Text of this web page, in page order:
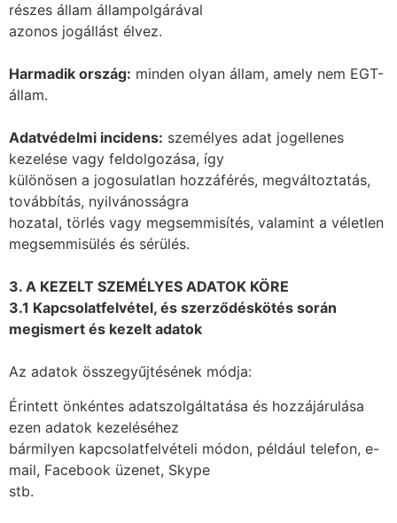
részes állam állampolgárával
azonos jogállást élvez.
Harmadik ország: minden olyan állam, amely nem EGT-
állam.
Adatvédelmi incidens: személyes adat jogellenes
kezelése vagy feldolgozása, így
különösen a jogosulatlan hozzáférés, megváltoztatás,
továbbítás, nyilvánosságra
hozatal, törlés vagy megsemmisítés, valamint a véletlen
megsemmisülés és sérülés.
3. A KEZELT SZEMÉLYES ADATOK KÖRE
3.1 Kapcsolatfelvétel, és szerződéskötés során
megismert és kezelt adatok
Az adatok összegyűjtésének módja:
Érintett önkéntes adatszolgáltatása és hozzájárulása
ezen adatok kezeléséhez
bármilyen kapcsolatfelvételi módon, például telefon, e-
mail, Facebook üzenet, Skype
stb.